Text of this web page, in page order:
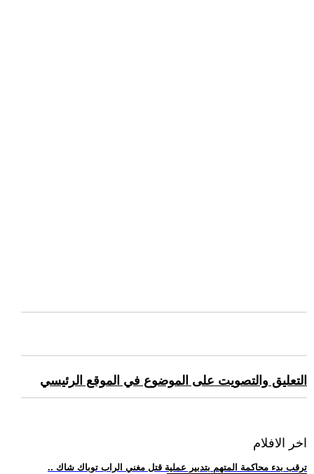
التعليق والتصويت على الموضوع في الموقع الرئيسي
اخر الافلام
.. ترقب بدء محاكمة المتهم بتدبير عملية قتل مغني الراب توباك شاك